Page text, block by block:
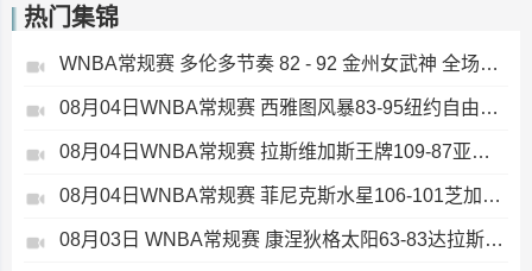
热门集锦
WNBA常规赛 多伦多节奏 82 - 92 金州女武神 全场集锦
08月04日WNBA常规赛 西雅图风暴83-95纽约自由人 全场集锦
08月04日WNBA常规赛 拉斯维加斯王牌109-87亚特兰大梦想 全场集锦
08月04日WNBA常规赛 菲尼克斯水星106-101芝加哥天空 全场集锦
08月03日 WNBA常规赛 康涅狄格太阳63-83达拉斯飞翼 全场集锦